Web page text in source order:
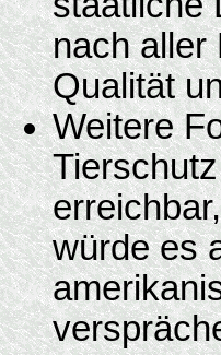
nach aller
Qualität
Weitere
würde es